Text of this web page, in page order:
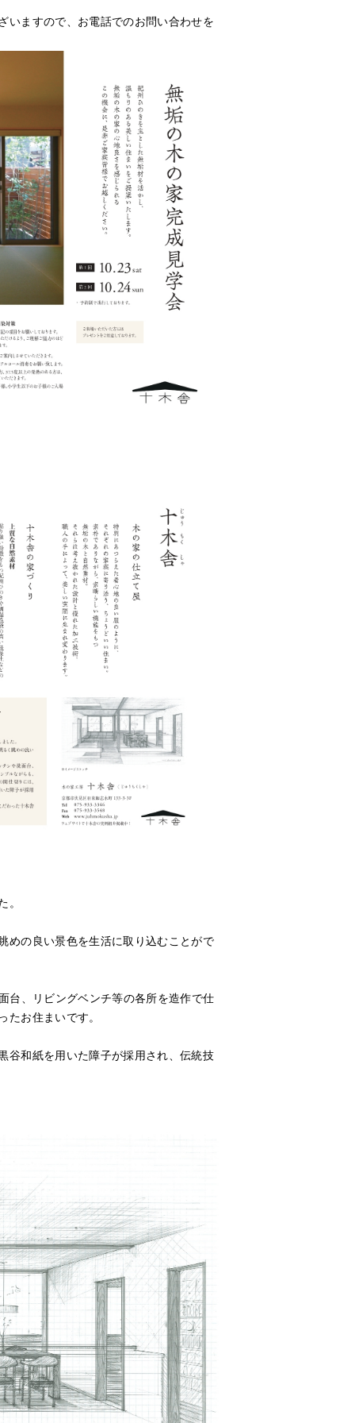
いますので、お電話でのお問い合わせを
。
めの良い景色を生活に取り込むことがで
台、リビングベンチ等の各所を造作で仕
たお住まいです。
谷和紙を用いた障子が採用され、伝統技